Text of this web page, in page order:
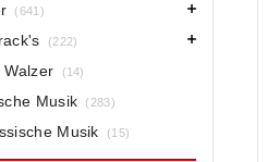
(641)
(222)
Walzer (14)
Musik (283)
Musik (15)